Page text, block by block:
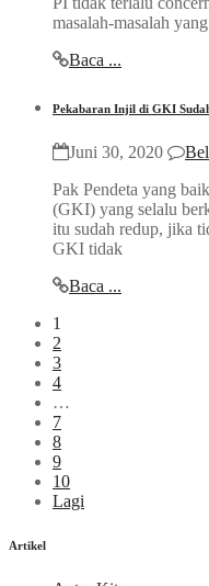
masalah-masalah
Baca ...
Pekabaran Injil di GKI
Juni 30, 2020
Pak Pendeta yang
(GKI) yang selalu
itu sudah redup, jika
GKI tidak
Baca ...
1
2
3
4
…
7
8
9
10
Lagi
Artikel